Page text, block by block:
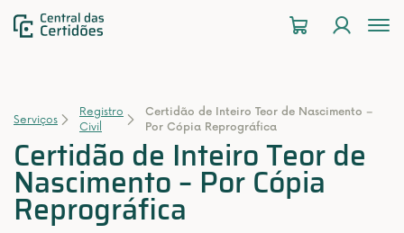
Serviços
Registro
Civil
Certidão de Inteiro Teor de Nascimento –
Por Cópia Reprográfica
Certidão de Inteiro Teor de
Nascimento – Por Cópia
Reprográfica